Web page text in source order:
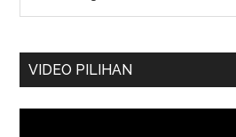
VIDEO PILIHAN